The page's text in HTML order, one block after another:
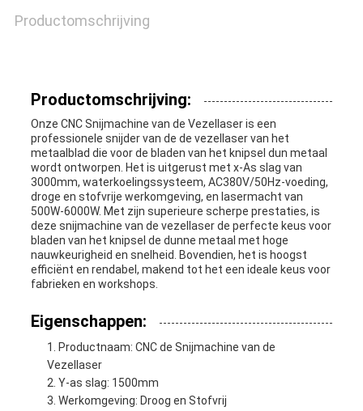
Productomschrijving
Productomschrijving:
Onze CNC Snijmachine van de Vezellaser is een
professionele snijder van de de vezellaser van het
metaalblad die voor de bladen van het knipsel dun metaal
wordt ontworpen. Het is uitgerust met x-As slag van
3000mm, waterkoelingssysteem, AC380V/50Hz-voeding,
droge en stofvrije werkomgeving, en lasermacht van
500W-6000W. Met zijn superieure scherpe prestaties, is
deze snijmachine van de vezellaser de perfecte keus voor
bladen van het knipsel de dunne metaal met hoge
nauwkeurigheid en snelheid. Bovendien, het is hoogst
efficiënt en rendabel, makend tot het een ideale keus voor
fabrieken en workshops.
Eigenschappen:
Productnaam: CNC de Snijmachine van de
Vezellaser
Y-as slag: 1500mm
Werkomgeving: Droog en Stofvrij